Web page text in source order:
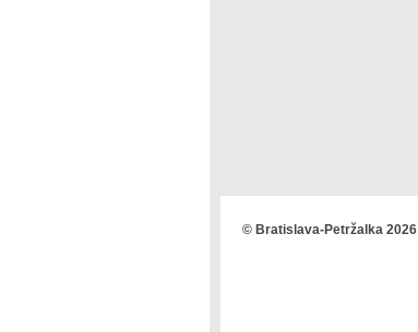
© Bratislava-Petržalka 2026